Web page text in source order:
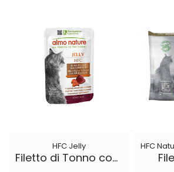
HFC Jelly
Filetto di Tonno con Aragosta